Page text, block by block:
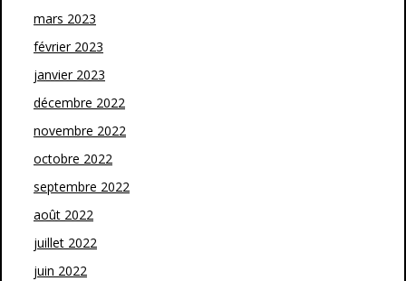
mars 2023
février 2023
janvier 2023
décembre 2022
novembre 2022
octobre 2022
septembre 2022
août 2022
juillet 2022
juin 2022